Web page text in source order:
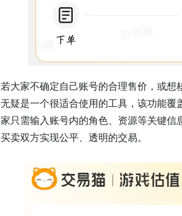
若大家不确定自己账号的合理售价，或
无疑是一个很适合使用的工具，该功能
家只需输入账号内的角色、资源等关键
买卖双方实现公平、透明的交易。